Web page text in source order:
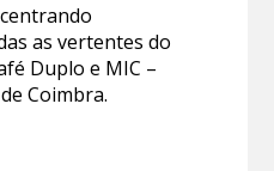
as vertentes do
Duplo e MIC –
Coimbra.